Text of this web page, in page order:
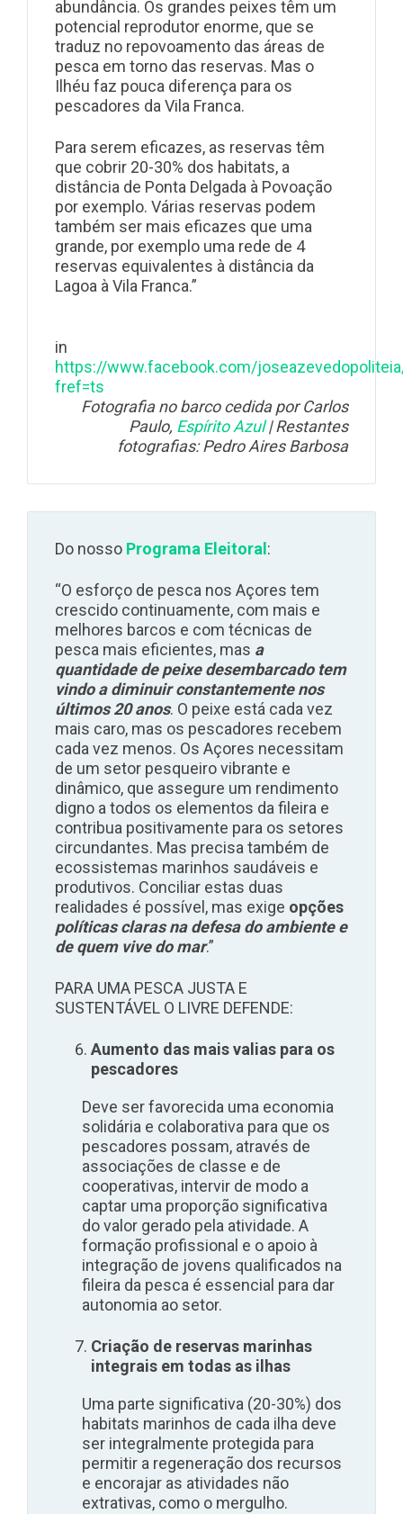
abundância. Os grandes peixes têm um
potencial reprodutor enorme, que se
traduz no repovoamento das áreas de
pesca em torno das reservas. Mas o
Ilhéu faz pouca diferença para os
pescadores da Vila Franca.
Para serem eficazes, as reservas têm
que cobrir 20-30% dos habitats, a
distância de Ponta Delgada à Povoação
por exemplo. Várias reservas podem
também ser mais eficazes que uma
grande, por exemplo uma rede de 4
reservas equivalentes à distância da
Lagoa à Vila Franca.”
in
https://www.facebook.com/
fref=ts
Fotografia no barco cedida por Carlos
Paulo, Espírito Azul| Restantes
fotografias: Pedro Aires Barbosa
Do nosso Programa Eleitoral :
“O esforço de pesca nos Açores tem
crescido continuamente, com mais e
melhores barcos e com técnicas de
pesca mais eficientes, mas a
quantidade de peixe desembarcado tem
vindo a diminuir constantemente nos
últimos 20 anos. O peixe está cada vez
mais caro, mas os pescadores recebem
cada vez menos. Os Açores necessitam
de um setor pesqueiro vibrante e
dinâmico, que assegure um rendimento
digno a todos os elementos da fileira e
contribua positivamente para os setores
circundantes. Mas precisa também de
ecossistemas marinhos saudáveis e
produtivos. Conciliar estas duas
realidades é possível, mas exige opções
políticas claras na defesa do ambiente e
de quem vive do mar.”
PARA UMA PESCA JUSTA E
SUSTENTÁVEL O LIVRE DEFENDE:
Aumento das mais valias para os
pescadores
Deve ser favorecida uma economia
solidária e colaborativa para que os
pescadores possam, através de
associações de classe e de
cooperativas, intervir de modo a
captar uma proporção significativa
do valor gerado pela atividade. A
formação profissional e o apoio à
integração de jovens qualificados na
fileira da pesca é essencial para dar
autonomia ao setor.
Criação de reservas marinhas
integrais em todas as ilhas
Uma parte significativa (20-30%) dos
habitats marinhos de cada ilha deve
ser integralmente protegida para
permitir a regeneração dos recursos
e encorajar as atividades não
extrativas, como o mergulho.